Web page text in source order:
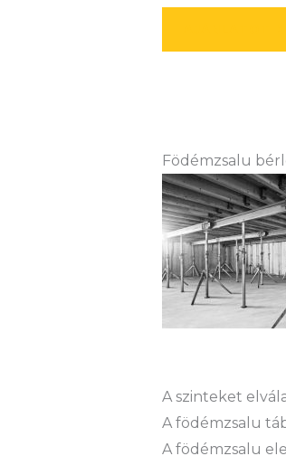
Födémzsalu
A szinteket
A födémzsalu
A födémzsalu